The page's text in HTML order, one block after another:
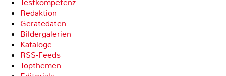
Testkompetenz
Redaktion
Gerätedaten
Bildergalerien
Kataloge
RSS-Feeds
Topthemen